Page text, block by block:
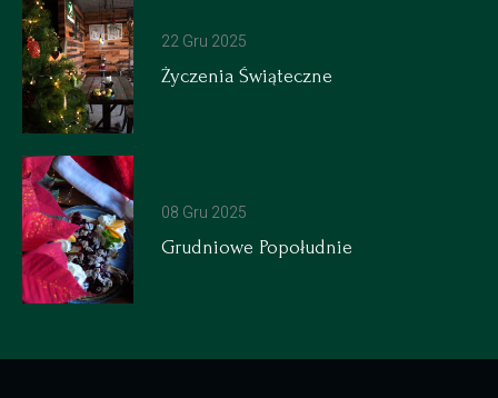
22 Gru 2025
Życzenia Świąteczne
08 Gru 2025
Grudniowe Popołudnie